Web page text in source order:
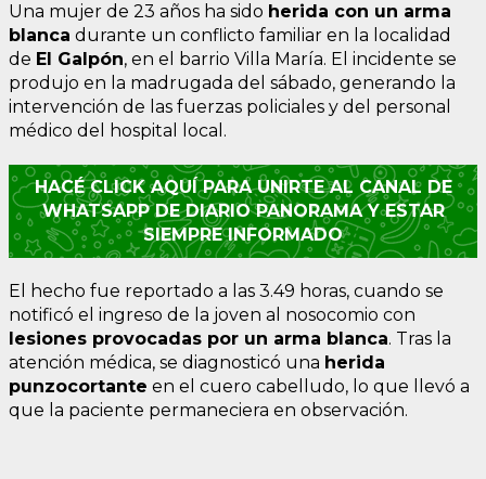
Una mujer de 23 años ha sido herida con un arma
blanca durante un conflicto familiar en la localidad
de El Galpón, en el barrio Villa María. El incidente se
produjo en la madrugada del sábado, generando la
intervención de las fuerzas policiales y del personal
médico del hospital local.
HACÉ CLICK AQUÍ PARA UNIRTE AL CANAL DE
WHATSAPP DE DIARIO PANORAMA Y ESTAR
SIEMPRE INFORMADO
El hecho fue reportado a las 3.49 horas, cuando se
notificó el ingreso de la joven al nosocomio con
lesiones provocadas por un arma blanca. Tras la
atención médica, se diagnosticó una herida
punzocortante en el cuero cabelludo, lo que llevó a
que la paciente permaneciera en observación.